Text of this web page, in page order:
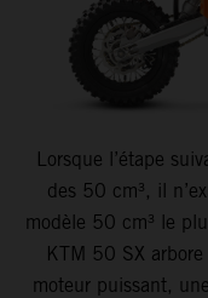
Lorsque l’étape
des 50 cm³, il
modèle 50 cm³ le
KTM 50 SX
moteur puissant,